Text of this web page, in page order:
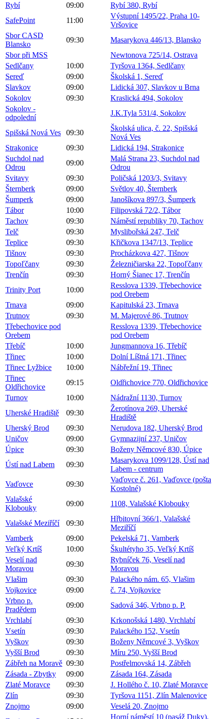
Rybí
09:00
Rybí 380, Rybí
SafePoint
11:00
Výstupní 1495/22, Praha 10-
Vršovice
Sbor CASD
Blansko
09:30
Masarykova 446/13, Blansko
Sbor při MSS
Newtonova 725/14, Ostrava
Sedlčany
10:00
Tyršova 1364, Sedlčany
Sereď
09:00
Školská 1, Sereď
Slavkov
09:00
Lidická 307, Slavkov u Brna
Sokolov
09:30
Kraslická 494, Sokolov
Sokolov -
odpolední
J.K.Tyla 531/4, Sokolov
Spišská Nová Ves 09:30
Školská ulica, č. 22, Spišská
Nová Ves
Strakonice
09:30
Lidická 194, Strakonice
Suchdol nad
Odrou
09:00
Malá Strana 23, Suchdol nad
Odrou
Svitavy
09:30
Poličská 1203/3, Svitavy
Šternberk
09:00
Světlov 40, Šternberk
Šumperk
09:00
Janošíkova 897/3, Šumperk
Tábor
10:00
Filipovská 72/2, Tábor
Tachov
09:30
Náměstí republiky 70, Tachov
Telč
09:30
Myslibořská 247, Telč
Teplice
09:30
Křičkova 1347/13, Teplice
Tišnov
09:30
Procházkova 427, Tišnov
Topoľčany
09:30
Železničiarska 22, Topoľčany
Trenčín
09:30
Horný Šianec 17, Trenčín
Trinity Port
10:00
Resslova 1339, Třebechovice
pod Orebem
Trnava
09:00
Kapitulská 23, Trnava
Trutnov
09:30
M. Majerové 86, Trutnov
Třebechovice pod
Orebem
Resslova 1339, Třebechovice
pod Orebem
Třebíč
10:00
Jungmannova 16, Třebíč
Třinec
10:00
Dolní Líštná 171, Třinec
Třinec Lyžbice
10:00
Nábřežní 19, Třinec
Třinec
Oldřichovice
09:15
Oldřichovice 770, Oldřichovice
Turnov
10:00
Nádražní 1130, Turnov
Uherské Hradiště
09:30
Žerotínova 269, Uherské
Hradiště
Uherský Brod
09:30
Nerudova 182, Uherský Brod
Uničov
09:00
Gymnazijní 237, Uničov
Úpice
09:30
Boženy Němcové 830, Úpice
Ústí nad Labem
09:30
Masarykova 1099/128, Ústí nad
Labem - centrum
Vaďovce
09:30
Vaďovce č. 261, Vaďovce (pošta
Kostolné)
Valašské
Klobouky
09:00 1108, Valašské Klobouky
Valašské Meziříčí 09:30
Hřbitovní 366/1, Valašské
Meziříčí
Vamberk
09:00
Pekelská 71, Vamberk
Veľký Krtíš
10:00
Škultétyho 35, Veľký Krtíš
Veselí nad
Moravou
09:30
Rybníček 76, Veselí nad
Moravou
Vlašim
09:30
Palackého nám. 65, Vlašim
Vojkovice
09:00
č. 74, Vojkovice
Vrbno p.
Pradědem
09:00
Sadová 346, Vrbno p. P.
Vrchlabí
09:30
Krkonošská 1480, Vrchlabí
Vsetín
09:30
Palackého 152, Vsetín
Vyškov
09:30
Boženy Němcové 3, Vyškov
Vyšší Brod
09:30
Míru 250, Vyšší Brod
Zábřeh na Moravě 09:30
Postřelmovská 14, Zábřeh
Zásada - Zbytky
09:00
Zásada 164, Zásada
Zlaté Moravce
09:30
J. Hollého č. 10, Zlaté Moravce
Zlín
09:30
Tyršova 1151, Zlín Malenovice
Znojmo
09:00
Veselá 20, Znojmo
Horní náměstí 10 (pasáž Duky),